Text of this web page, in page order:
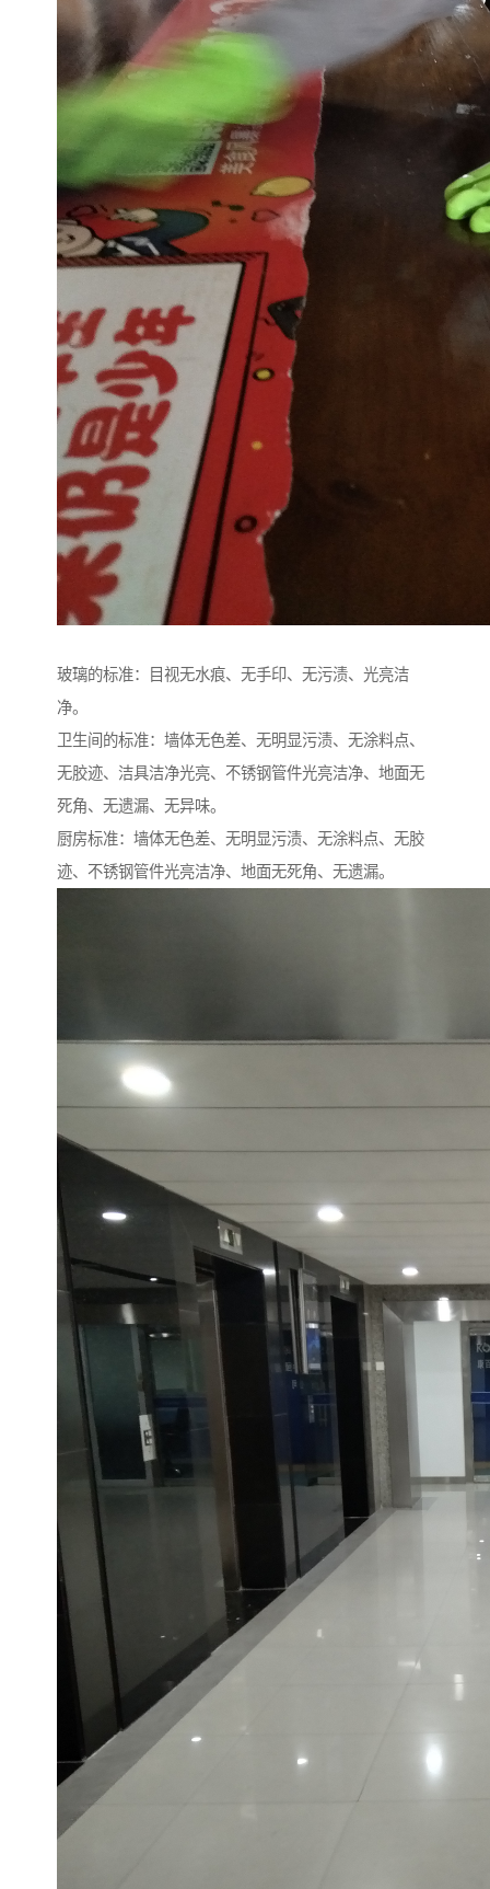
玻璃的标准：目视无水痕、无手印、无污渍、光亮洁
净。
卫生间的标准：墙体无色差、无明显污渍、无涂料点、
无胶迹、洁具洁净光亮、不锈钢管件光亮洁净、地面无
死角、无遗漏、无异味。
厨房标准：墙体无色差、无明显污渍、无涂料点、无胶
迹、不锈钢管件光亮洁净、地面无死角、无遗漏。